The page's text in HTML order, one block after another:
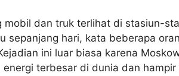
mobil dan truk terlihat di stasiun-
sepanjang hari, kata beberapa
ini luar biasa karena
terbesar di dunia dan